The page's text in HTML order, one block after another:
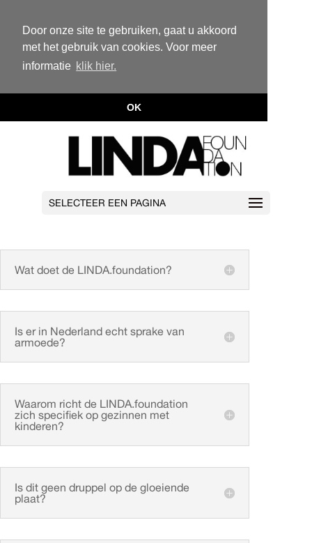
Door onze site te gebruiken, gaat u akkoord
met het gebruik van cookies. Voor meer
informatie klik hier.
OK
SELECTEER EEN PAGINA
Wat doet de LINDA.foundation?
Is er in Nederland echt sprake van
armoede?
Waarom richt de LINDA.foundation
zich specifiek op gezinnen met
kinderen?
Is dit geen druppel op de gloeiende
plaat?